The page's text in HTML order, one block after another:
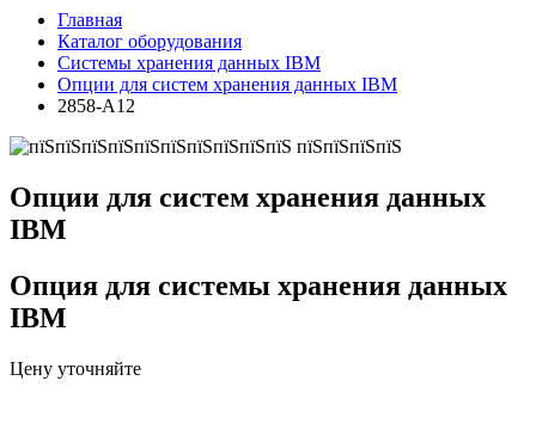
Главная
Каталог оборудования
Системы хранения данных IBM
Опции для систем хранения данных IBM
2858-A12
Опции для систем хранения данных
IBM
Опция для системы хранения данных
IBM
Цену уточняйте